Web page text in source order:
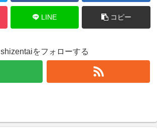
LINE コピー
shizentaiをフォローする